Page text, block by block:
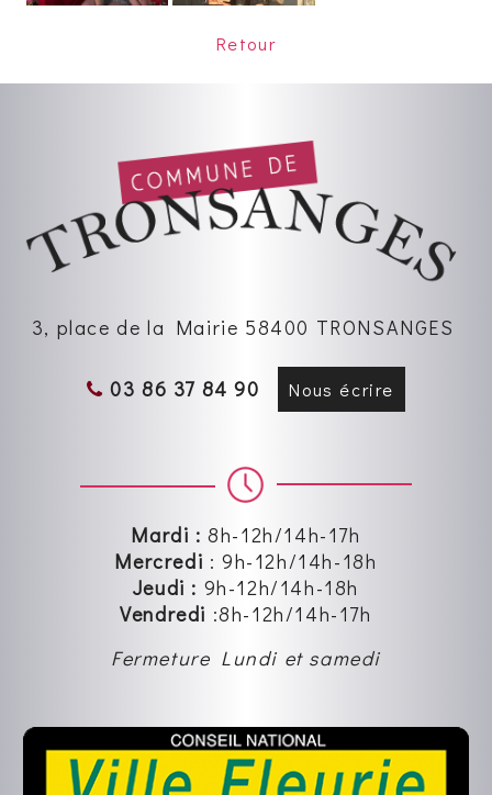
Retour
3, place de la Mairie 58400 TRONSANGES
03 86 37 84 90 Nous écrire
Mardi : 8h-12h/14h-17h
Mercredi :9h-12h/14h-18h
Jeudi : 9h-12h/14h-18h
Vendredi :8h-12h/14h-17h
Fermeture Lundi et samedi